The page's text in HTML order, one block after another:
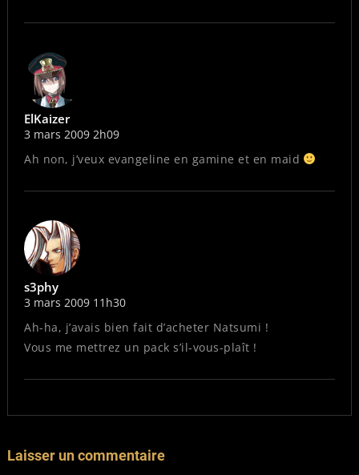
ElKaizer
3 mars 2009 2h09
Ah non, j’veux evangeline en gamine et en maid
s3phy
3 mars 2009 11h30
Ah-ha, j’avais bien fait d’acheter Natsumi !
Vous me mettrez un pack s’il-vous-plaît !
Laisser un commentaire